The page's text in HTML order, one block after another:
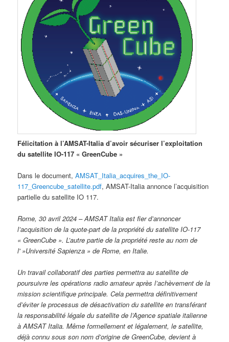
Félicitation à l’AMSAT-Italia d’avoir sécuriser l’exploitation
du satellite IO-117 « GreenCube »
Dans le document,AMSAT_Italia_acquires_the_IO-
117_Greencube_satellite.pdf, AMSAT-Italia annonce l’acquisition
partielle du satellite IO 117.
Rome, 30 avril 2024 – AMSAT Italia est fier d’annoncer
l’acquisition de la quote-part de la propriété du satellite IO-117
« GreenCube ». L’autre partie de la propriété reste au nom de
l' »Université Sapienza » de Rome, en Italie.
Un travail collaboratif des parties permettra au satellite de
poursuivre les opérations radio amateur après l’achèvement de la
mission scientifique principale. Cela permettra définitivement
d’éviter le processus de désactivation du satellite en transférant
la responsabilité légale du satellite de l’Agence spatiale italienne
à AMSAT Italia. Même formellement et légalement, le satellite,
déjà connu sous son nom d’origine de GreenCube, devient à